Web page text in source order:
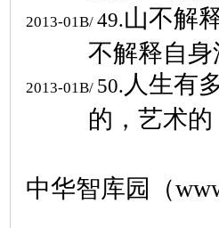
2013-01B/ 49.山不解
不解释自
2013-01B/ 50. 人生有
的，艺术
中华智库园（